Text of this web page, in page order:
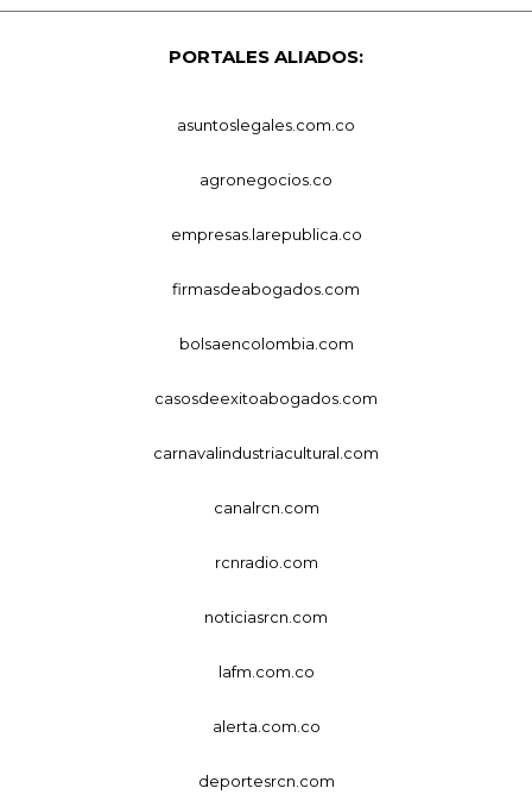
PORTALES ALIADOS:
asuntoslegales.com.co
agronegocios.co
empresas.larepublica.co
firmasdeabogados.com
bolsaencolombia.com
casosdeexitoabogados.com
carnavalindustriacultural.com
canalrcn.com
rcnradio.com
noticiasrcn.com
lafm.com.co
alerta.com.co
deportesrcn.com